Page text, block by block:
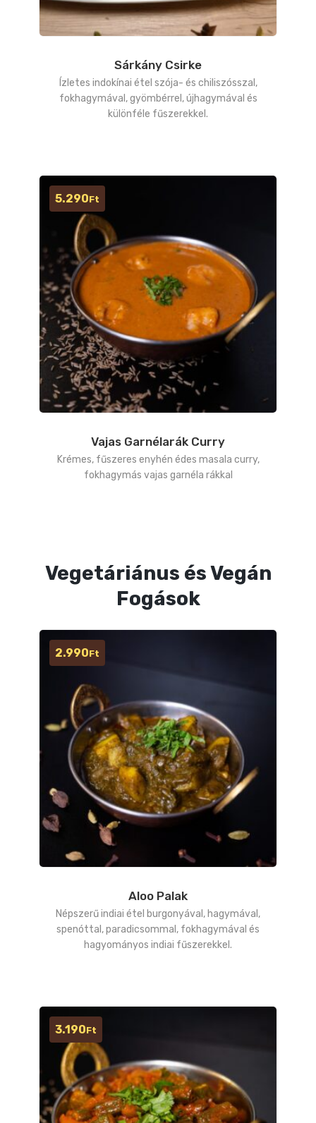
Sárkány Csirke
Ízletes indokínai étel szója- és chiliszósszal,
fokhagymával, gyömbérrel, újhagymával és
különféle fűszerekkel.
Vajas Garnélarák Curry
Krémes, fűszeres enyhén édes masala curry,
fokhagymás vajas garnéla rákkal
5.290Ft
Vegetáriánus és Vegán
Fogások
Aloo Palak
Népszerű indiai étel burgonyával, hagymával,
spenóttal, paradicsommal, fokhagymával és
hagyományos indiai fűszerekkel.
2.990Ft
3.190Ft